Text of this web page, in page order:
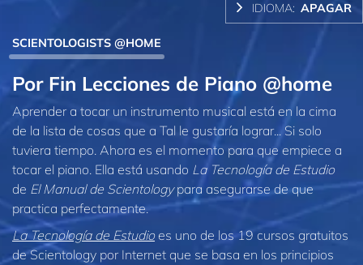
IDIOMA: APAGAR
SCIENTOLOGISTS @HOME
Por Fin Lecciones de Piano @home
Aprender a tocar un instrumento musical está en la cima
de la lista de cosas que a Tal le gustaría lograr... Si solo
tuviera tiempo. Ahora es el momento para que empiece a
tocar el piano. Ella está usando La Tecnología de Estudio
de El Manual de Scientologypara asegurarse de que
practica perfectamente.
La Tecnología de Estudioes uno de los 19 cursos gratuitos
de Scientology por Internet que se basa en los principios